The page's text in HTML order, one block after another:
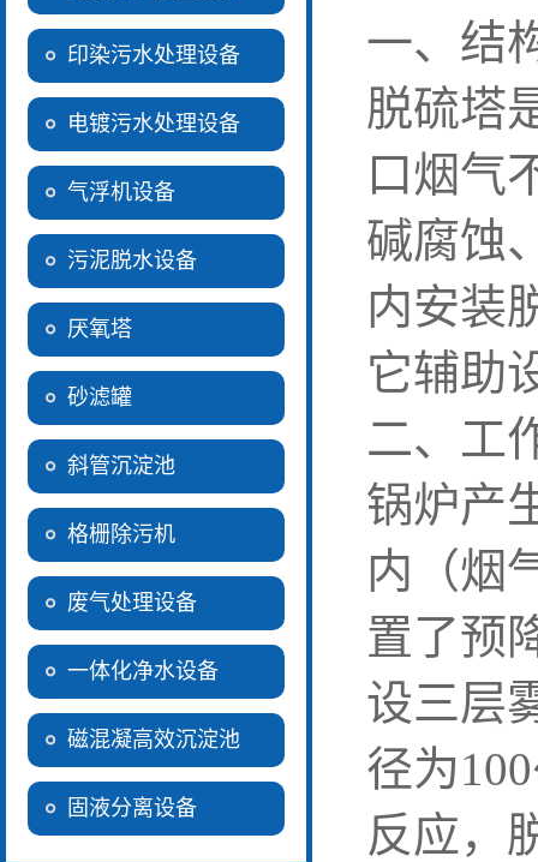
印染污水处理设备
电镀污水处理设备
气浮机设备
污泥脱水设备
厌氧塔
砂滤罐
斜管沉淀池
格栅除污机
废气处理设备
一体化净水设备
磁混凝高效沉淀池
固液分离设备
一、结
脱硫塔
口烟气
碱腐蚀
内安装
它辅助
二、工
锅炉产
内（烟
置了预
设三层
径为
反应，